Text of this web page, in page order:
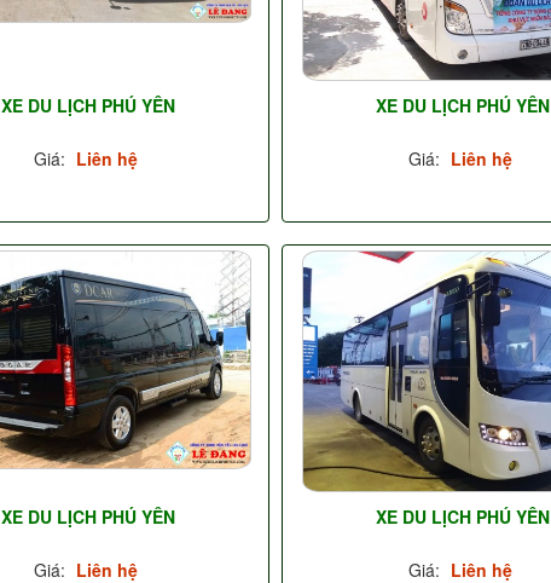
XE DU LỊCH PHÚ YÊN
Giá: Liên hệ
XE DU LỊCH PHÚ YÊN
Giá: Liên hệ
XE DU LỊCH PHÚ YÊN
Giá: Liên hệ
XE DU LỊCH PHÚ YÊN
Giá: Liên hệ